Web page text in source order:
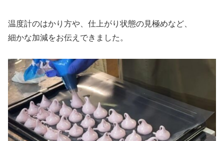
温度計のはかり方や、仕上がり状態の見極めなど、
細かな加減をお伝えできました。